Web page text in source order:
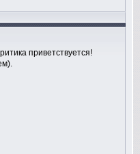
приветствуется!